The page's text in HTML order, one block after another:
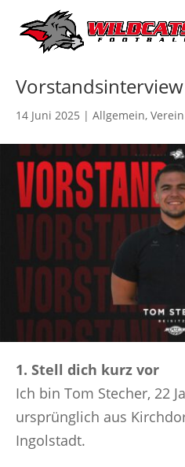
14 Juni 2025 | Allgemein, Verein
1. Stell dich kurz vor
Ich bin Tom Stecher, 22
ursprünglich aus
Ingolstadt.